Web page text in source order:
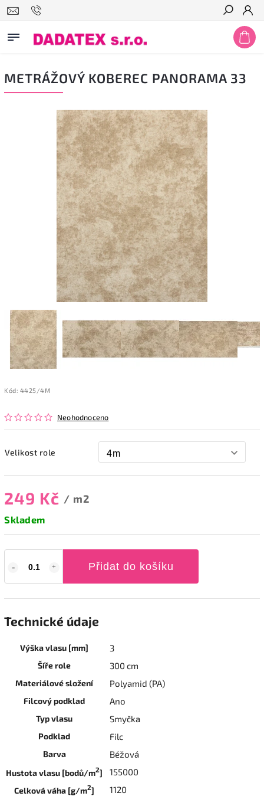
Hledat
METRÁŽOVÝ KOBEREC PANORAMA 33
Kód: 4425/4M
Neohodnoceno
Velikost role
249 Kč / m2
Skladem
Přidat do košíku
Technické údaje
Výška vlasu [mm] 3
Šíře role 300 cm
Materiálové složení Polyamid (PA)
Filcový podklad Ano
Typ vlasu Smyčka
Podklad Filc
Barva Béžová
Hustota vlasu [bodů/m2] 155000
Celková váha [g/m2] 1120